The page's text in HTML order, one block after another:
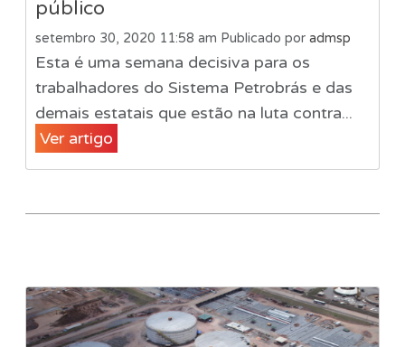
público
setembro 30, 2020 11:58 am Publicado por admsp
Esta é uma semana decisiva para os
trabalhadores do Sistema Petrobrás e das
demais estatais que estão na luta contra...
Ver artigo